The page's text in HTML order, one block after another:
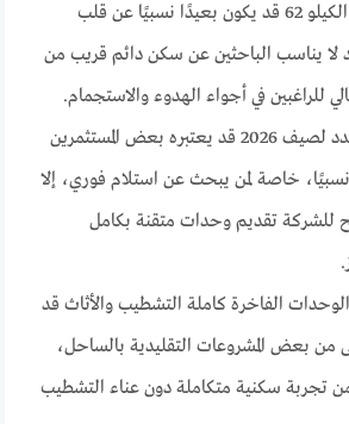
موقع المشروع عند الكيلو 62 قد يكون بعيدًا نسبيًا عن قلب
لا يناسب الباحثين عن سكن دائم قريب من
للراغبين في أجواء الهدوء والاستجمام.
موعد الاستلام المحدد لصيف 2026 قد يعتبره بعض المستثمرين
نسبيًا، خاصة لمن يبحث عن استلام فوري، إلا
للشركة تقديم وحدات متقنة بكامل
الفاخرة كاملة التشطيب والأثاث قد
من بعض المشروعات التقليدية بالساحل،
تجربة سكنية متكاملة دون عناء التشطيب